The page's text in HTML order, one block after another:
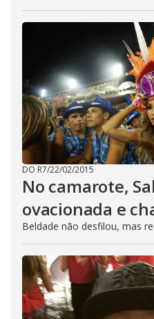
DO R7/22/02/2015
No camarote,
ovacionada e
Beldade não desfilou, mas